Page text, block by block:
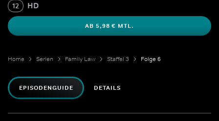
12 HD
AB 5,98 € MTL.
Home Serien Family Law Staffel 3 Folge 6
EPISODENGUIDE DETAILS